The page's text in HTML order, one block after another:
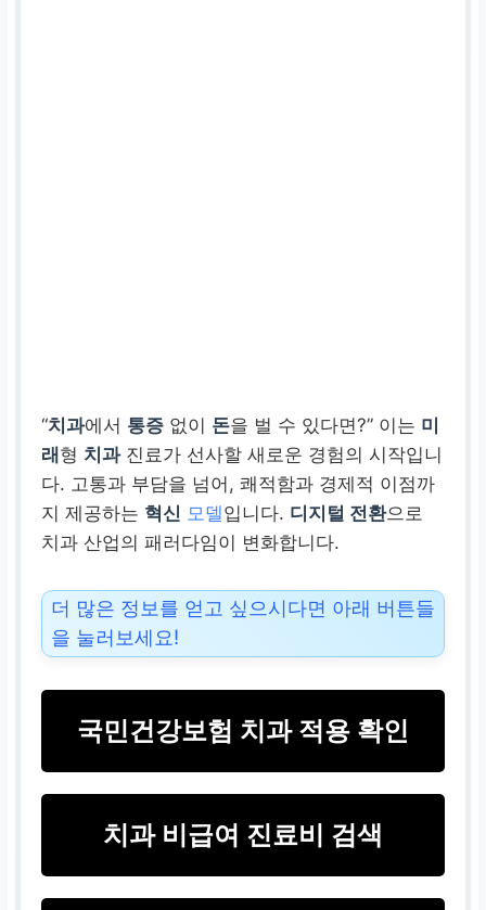
“치과에서 통증 없이 돈을 벌 수 있다면?” 이는 미
래 형 치과진료가 선사할 새로운 경험의 시작입니
다. 고통과 부담을 넘어, 쾌적함과 경제적 이점까
지 제공하는 혁신 모델입니다. 디지털 전환으로
치과 산업의 패러다임이 변화합니다.
더 많은 정보를 얻고 싶으시다면 아래 버튼들
을 눌러보세요!
국민건강보험 치과 적용 확인
치과 비급여 진료비 검색